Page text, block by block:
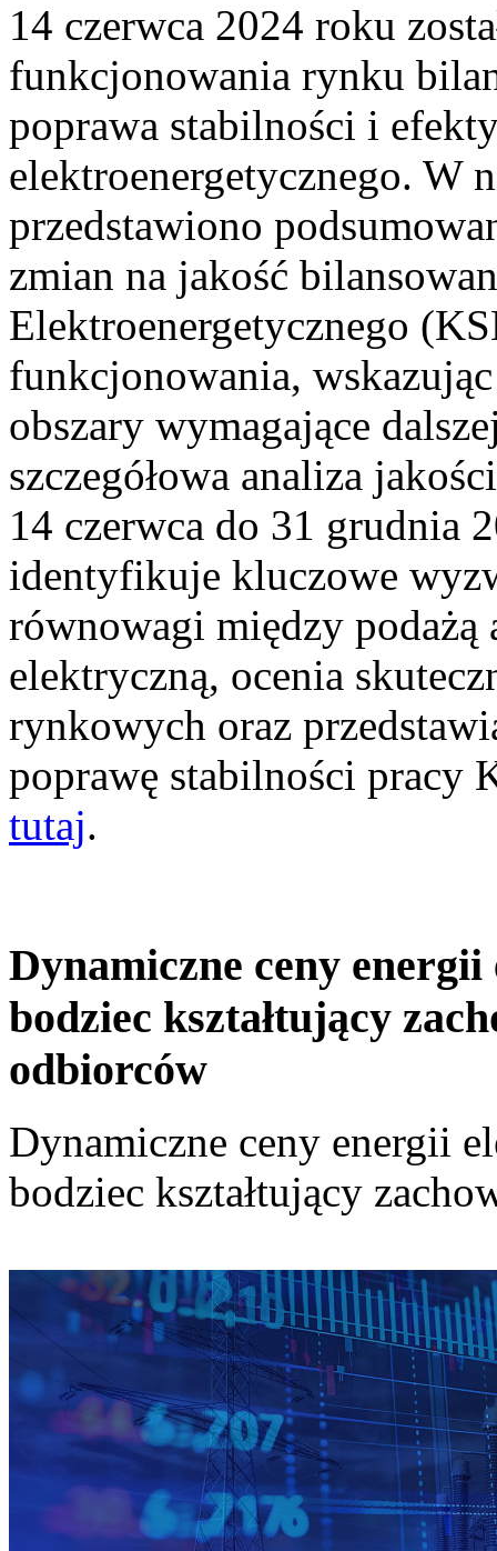
14 czerwca 2024 roku
funkcjonowania rynku
poprawa stabilności i
elektroenergetycznego. W
przedstawiono
zmian na jakość
Elektroenergetycznego
funkcjonowania,
obszary wymagające
szczegółowa analiza
14 czerwca do 31 grudnia
identyfikuje kluczowe
równowagi między podażą
elektryczną, ocenia
rynkowych oraz
poprawę stabilności pracy
tutaj.
Dynamiczne ceny
bodziec kształtujący
odbiorców
Dynamiczne ceny energii
bodziec kształtujący